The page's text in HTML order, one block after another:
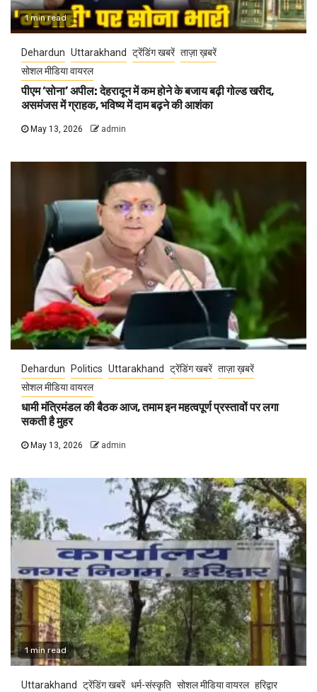
1 min read
Dehardun Uttarakhand ट्रेंडिंग खबरें ताज़ा ख़बरें
सोशल मीडिया वायरल
पीएम ‘सोना’ अपील: देहरादून में कम होने के बजाय बढ़ी गोल्ड खरीद,
असमंजस में ग्राहक, भविष्य में दाम बढ़ने की आशंका
May 13, 2026 admin
Dehardun Politics Uttarakhand ट्रेंडिंग खबरें ताज़ा ख़बरें
सोशल मीडिया वायरल
धामी मंत्रिमंडल की बैठक आज, तमाम इन महत्वपूर्ण प्रस्तावों पर लगा
सकती है मुहर
May 13, 2026 admin
1 min read
Uttarakhand ट्रेंडिंग खबरें धर्म-संस्कृति सोशल मीडिया वायरल हरिद्वार